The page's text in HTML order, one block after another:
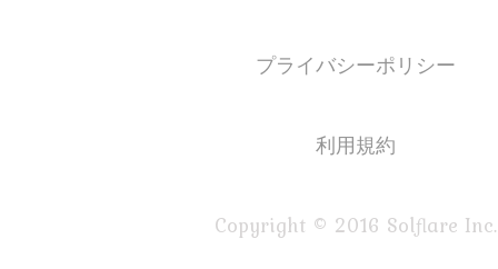
プライバシーポリシー
利用規約
Copyright © 2016 Solflare Inc.